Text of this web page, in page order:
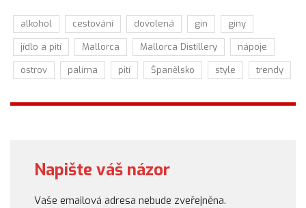
alkohol cestování dovolená gin
giny
jídlo a pití
Mallorca Mallorca Distillery
nápoje
ostrov
palírna pití Španělsko style trendy
Napište váš názor
Vaše emailová adresa nebude zveřejněna.